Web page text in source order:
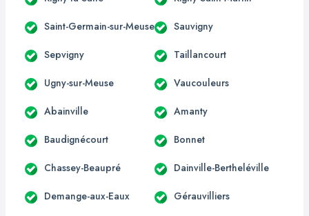
Saint-Germain-sur-Meuse Sauvigny
Sepvigny Taillancourt
Ugny-sur-Meuse Vaucouleurs
Abainville Amanty
Baudignécourt Bonnet
Chassey-Beaupré Dainville-Bertheléville
Demange-aux-Eaux Gérauvilliers